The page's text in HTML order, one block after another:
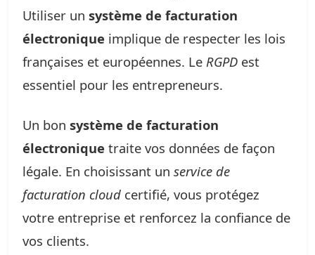
Utiliser un système de facturation
électronique implique de respecter les lois
françaises et européennes. Le RGPD est
essentiel pour les entrepreneurs.
Un bon système de facturation
électronique traite vos données de façon
légale. En choisissant un service de
facturation cloud certifié, vous protégez
votre entreprise et renforcez la confiance de
vos clients.